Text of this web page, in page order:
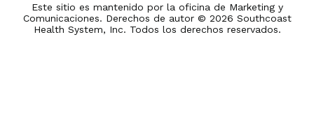
Este sitio es mantenido por la oficina de Marketing y
Comunicaciones. Derechos de autor © 2026 Southcoast
Health System, Inc. Todos los derechos reservados.